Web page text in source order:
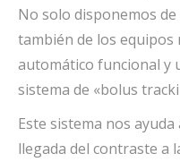
No solo disponemos
también de los equipos
automático funcional y
sistema de «bolus
Este sistema nos
llegada del contraste a